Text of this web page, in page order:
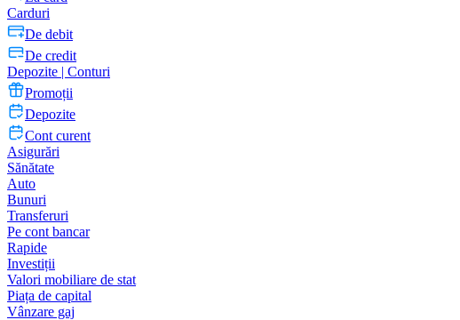
Carduri
De debit
De credit
Depozite | Conturi
Promoții
Depozite
Cont curent
Asigurări
Sănătate
Auto
Bunuri
Transferuri
Pe cont bancar
Rapide
Investiții
Valori mobiliare de stat
Piața de capital
Vânzare gaj